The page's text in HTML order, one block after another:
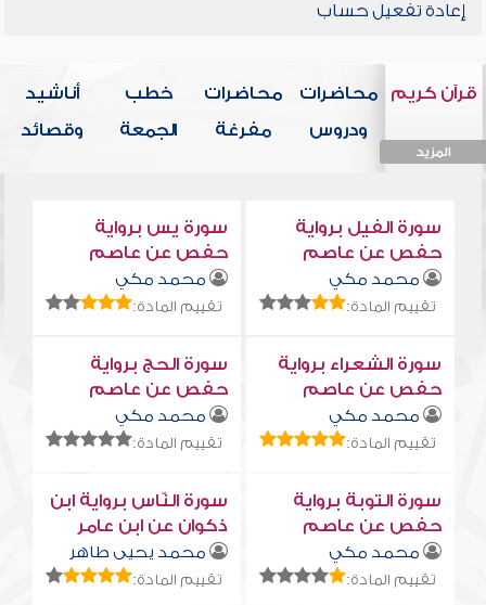
إعادة تفعيل حساب
قرآن كريم
المزيد
محاضرات
ودروس
محاضرات
مفرغة
خطب
الجمعة
أناشيد
وقصائد
سورة الفيل برواية
حفص عن عاصم
محمد مكي
تقييم المادة:
سورة يس برواية
حفص عن عاصم
محمد مكي
تقييم المادة:
سورة الشعراء برواية
حفص عن عاصم
محمد مكي
تقييم المادة:
سورة الحج برواية
حفص عن عاصم
محمد مكي
تقييم المادة:
سورة التوبة برواية
حفص عن عاصم
محمد مكي
تقييم المادة:
سورة النّاس برواية ابن
ذكوان عن ابن عامر
محمد يحيى طاهر
تقييم المادة: